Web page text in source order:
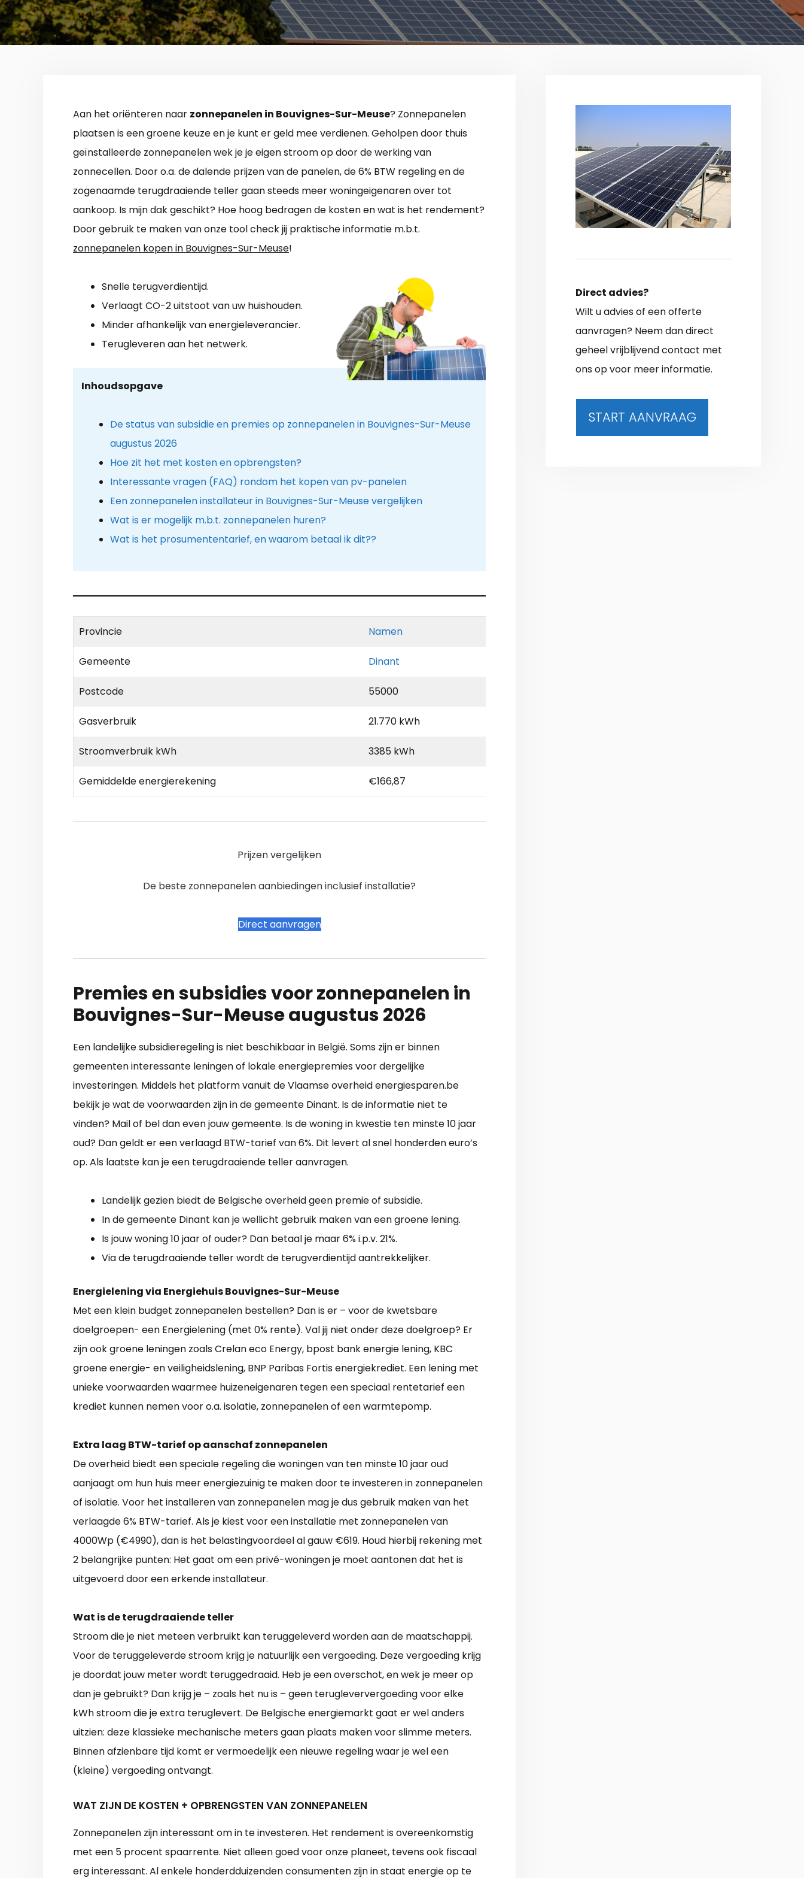
Aan het oriënteren naar zonnepanelen in Bouvignes-Sur-Meuse? Zonnepanelen
plaatsen is een groene keuze en je kunt er geld mee verdienen. Geholpen door thuis
geïnstalleerde zonnepanelen wek je je eigen stroom op door de werking van
zonnecellen. Door o.a. de dalende prijzen van de panelen, de 6% BTW regeling en de
zogenaamde terugdraaiende teller gaan steeds meer woningeigenaren over tot
aankoop. Is mijn dak geschikt? Hoe hoog bedragen de kosten en wat is het rendement?
Door gebruik te maken van onze tool check jij praktische informatie m.b.t.
zonnepanelen kopen in Bouvignes-Sur-Meuse!
Snelle terugverdientijd.
Verlaagt CO-2 uitstoot van uw huishouden.
Minder afhankelijk van energieleverancier.
Terugleveren aan het netwerk.
Inhoudsopgave
De status van subsidie en premies op zonnepanelen in Bouvignes-Sur-Meuse
augustus 2026
Hoe zit het met kosten en opbrengsten?
Interessante vragen (FAQ) rondom het kopen van pv-panelen
Een zonnepanelen installateur in Bouvignes-Sur-Meuse vergelijken
Wat is er mogelijk m.b.t. zonnepanelen huren?
Wat is het prosumententarief, en waarom betaal ik dit??
Provincie Namen
Gemeente Dinant
Postcode 55000
Gasverbruik 21.770 kWh
Stroomverbruik kWh 3385 kWh
Gemiddelde energierekening €166,87
Prijzen vergelijken
De beste zonnepanelen aanbiedingen inclusief installatie?
Direct aanvragen
Premies en subsidies voor zonnepanelen in
Bouvignes-Sur-Meuse augustus 2026
Een landelijke subsidieregeling is niet beschikbaar in België. Soms zijn er binnen
gemeenten interessante leningen of lokale energiepremies voor dergelijke
investeringen. Middels het platform vanuit de Vlaamse overheid energiesparen.be
bekijk je wat de voorwaarden zijn in de gemeente Dinant. Is de informatie niet te
vinden? Mail of bel dan even jouw gemeente. Is de woning in kwestie ten minste 10 jaar
oud? Dan geldt er een verlaagd BTW-tarief van 6%. Dit levert al snel honderden euro’s
op. Als laatste kan je een terugdraaiende teller aanvragen.
Landelijk gezien biedt de Belgische overheid geen premie of subsidie.
In de gemeente Dinant kan je wellicht gebruik maken van een groene lening.
Is jouw woning 10 jaar of ouder? Dan betaal je maar 6% i.p.v. 21%.
Via de terugdraaiende teller wordt de terugverdientijd aantrekkelijker.
Energielening via Energiehuis Bouvignes-Sur-Meuse
Met een klein budget zonnepanelen bestellen? Dan is er – voor de kwetsbare
doelgroepen- een Energielening (met 0% rente). Val jij niet onder deze doelgroep? Er
zijn ook groene leningen zoals Crelan eco Energy, bpost bank energie lening, KBC
groene energie- en veiligheidslening, BNP Paribas Fortis energiekrediet. Een lening met
unieke voorwaarden waarmee huizeneigenaren tegen een speciaal rentetarief een
krediet kunnen nemen voor o.a. isolatie, zonnepanelen of een warmtepomp.
Extra laag BTW-tarief op aanschaf zonnepanelen
De overheid biedt een speciale regeling die woningen van ten minste 10 jaar oud
aanjaagt om hun huis meer energiezuinig te maken door te investeren in zonnepanelen
of isolatie. Voor het installeren van zonnepanelen mag je dus gebruik maken van het
verlaagde 6% BTW-tarief. Als je kiest voor een installatie met zonnepanelen van
4000Wp (€4990), dan is het belastingvoordeel al gauw €619. Houd hierbij rekening met
2 belangrijke punten: Het gaat om een privé-woningen je moet aantonen dat het is
uitgevoerd door een erkende installateur.
Wat is de terugdraaiende teller
Stroom die je niet meteen verbruikt kan teruggeleverd worden aan de maatschappij.
Voor de teruggeleverde stroom krijg je natuurlijk een vergoeding. Deze vergoeding krijg
je doordat jouw meter wordt teruggedraaid. Heb je een overschot, en wek je meer op
dan je gebruikt? Dan krijg je – zoals het nu is – geen terugleververgoeding voor elke
kWh stroom die je extra teruglevert. De Belgische energiemarkt gaat er wel anders
uitzien: deze klassieke mechanische meters gaan plaats maken voor slimme meters.
Binnen afzienbare tijd komt er vermoedelijk een nieuwe regeling waar je wel een
(kleine) vergoeding ontvangt.
WAT ZIJN DE KOSTEN + OPBRENGSTEN VAN ZONNEPANELEN
Zonnepanelen zijn interessant om in te investeren. Het rendement is overeenkomstig
met een 5 procent spaarrente. Niet alleen goed voor onze planeet, tevens ook fiscaal
erg interessant. Al enkele honderdduizenden consumenten zijn in staat energie op te
Direct advies?
Wilt u advies of een offerte
aanvragen? Neem dan direct
geheel vrijblijvend contact met
ons op voor meer informatie.
START AANVRAAG